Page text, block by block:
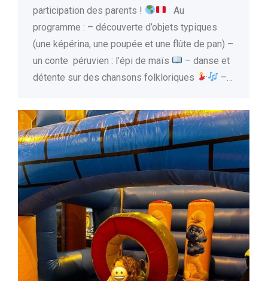
participation des parents !
Au
programme : – découverte d’objets typiques
(une képérina, une poupée et une flûte de pan) –
un conte péruvien : l’épi de maïs
– danse et
détente sur des chansons folkloriques
–…